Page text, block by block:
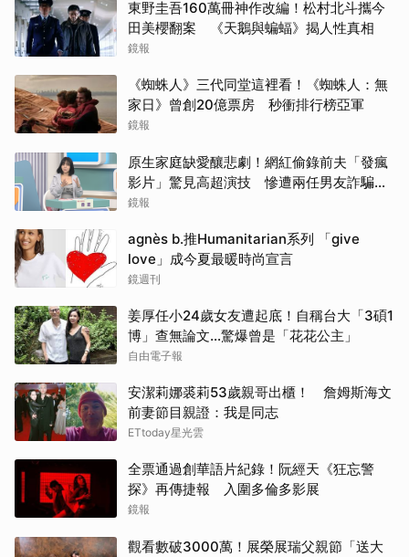
東野圭吾160萬冊神作改編！松村北斗攜今
田美櫻翻案 《天鵝與蝙蝠》揭人性真相
鏡報
《蜘蛛人》三代同堂這裡看！《蜘蛛人：無
家日》曾創20億票房 秒衝排行榜亞軍
鏡報
原生家庭缺愛釀悲劇！網紅偷錄前夫「發瘋
影片」驚見高超演技 慘遭兩任男友詐騙
2000多萬
鏡報
agnès b.推Humanitarian系列 「give
love」成今夏最暖時尚宣言
鏡週刊
姜厚任小24歲女友遭起底！自稱台大「3碩1
博」查無論文…驚爆曾是「花花公主」
自由電子報
安潔莉娜裘莉53歲親哥出櫃！ 詹姆斯海文
前妻節目親證：我是同志
ETtoday星光雲
全票通過創華語片紀錄！阮經天《狂忘警
探》再傳捷報 入圍多倫多影展
鏡報
觀看數破3000萬！展榮展瑞父親節「送大